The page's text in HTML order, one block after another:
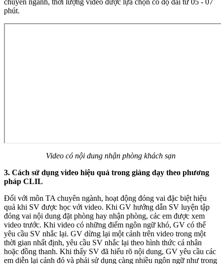
phút.
Video có nội dung nhận phòng khách sạn
3. Cách sử dụng video hiệu quả trong giảng dạy theo phương
pháp CLIL
Đối với môn TA chuyên ngành, hoạt động đóng vai đặc biệt hiệu
quả khi SV được học với video. Khi GV hướng dẫn SV luyện tập
đóng vai nội dung đặt phòng hay nhận phòng, các em được xem
video trước. Khi video có những điểm ngôn ngữ khó, GV có thể
yêu cầu SV nhắc lại. GV dừng lại một cảnh trên video trong một
thời gian nhất định, yêu cầu SV nhắc lại theo hình thức cá nhân
hoặc đồng thanh. Khi thấy SV đã hiểu rõ nội dung, GV yêu cầu các
em diễn lại cảnh đó và phải sử dụng càng nhiều ngôn ngữ như trong